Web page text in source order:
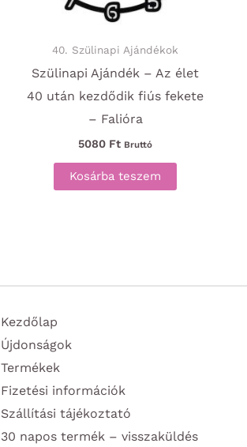
40. Szülinapi Ajándékok
Szülinapi Ajándék – Az élet
40 után kezdődik fiús fekete
– Falióra
5080 Ft Bruttó
Kosárba teszem
Kezdőlap
Újdonságok
Termékek
Fizetési információk
Szállítási tájékoztató
30 napos termék – visszaküldés